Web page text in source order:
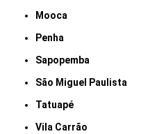
Mooca
Penha
Sapopemba
São Miguel Paulista
Tatuapé
Vila Carrão